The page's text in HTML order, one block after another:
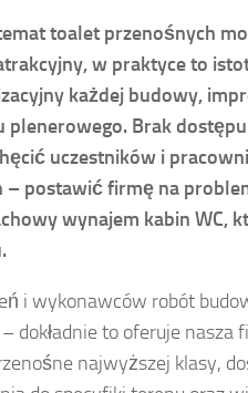
toalet przenośnych
w praktyce to
każdej budowy,
plenerowego. Brak
uczestników i
postawić firmę na
wynajem kabin WC,
i wykonawców robót
dokładnie to oferuje nasza
najwyższej klasy,